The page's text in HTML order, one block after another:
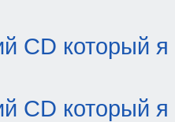
CD который я
CD который я